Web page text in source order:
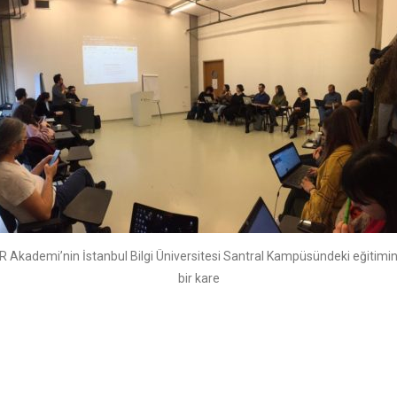
Akademi’nin İstanbul Bilgi Üniversitesi Santral Kampüsündeki
bir kare